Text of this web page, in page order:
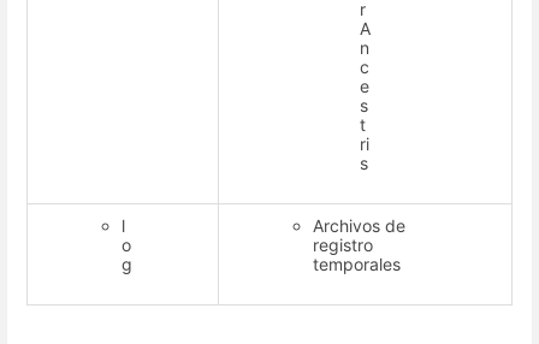
r
A
n
c
e
s
t
ri
s
l
o
g
Archivos de
registro
temporales